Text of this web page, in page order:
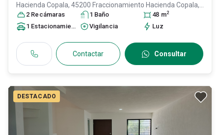
Hacienda Copala, 45200 Fraccionamiento Hacienda Copala,
Jal., México, Col. Vista Zapopan,
Zapopan, Jalisco, México
C.P. 45200, ID:29709477
2 Recámaras 1 Baño 48 m2
1 Estacionamiento Vigilancia Luz
Contactar Consultar
DESTACADO